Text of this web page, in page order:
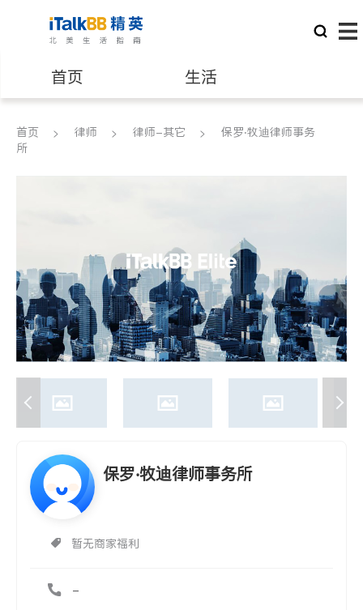
首页 生活
医生 律师
养老 非盈利组织
首页 律师 律师-其它
保罗‧牧迪律师事务
所
保罗‧牧迪律师事务所
暂无商家福利
-